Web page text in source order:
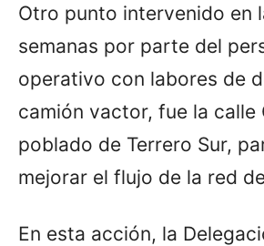
Otro punto intervenido en
semanas por parte del
operativo con labores de
camión vactor, fue la calle
poblado de Terrero Sur,
mejorar el flujo de la red
En esta acción, la